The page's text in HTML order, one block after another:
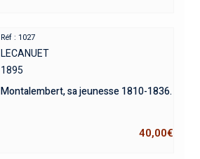
Réf : 1027
LECANUET
1895
Montalembert, sa jeunesse 1810-1836.
40,00€